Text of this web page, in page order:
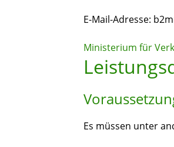
E-Mail-Adresse:
Ministerium für
Es müssen unter